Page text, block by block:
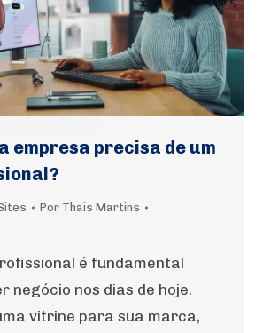
empresa precisa de um
Por Thais Martins
é fundamental
negócio nos dias de hoje.
vitrine para sua marca,